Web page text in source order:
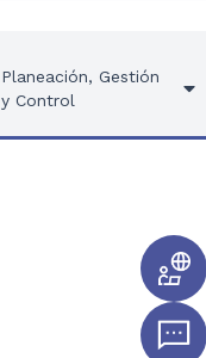
Planeación, Gestión
y Control